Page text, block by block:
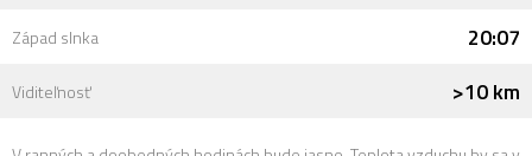
Západ slnka 20:07
Viditeľnosť >10 km